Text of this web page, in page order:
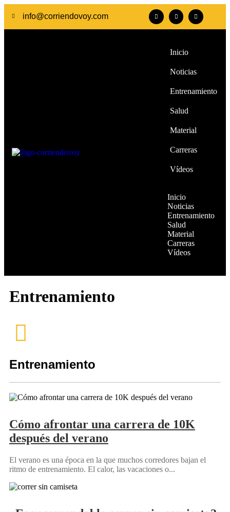
info@corriendovoy.com
Inicio
Noticias
Entrenamiento
Salud
Material
Carreras
Vídeos
Inicio
Noticias
Entrenamiento
Salud
Material
Carreras
Vídeos
Entrenamiento
Entrenamiento
Cómo afrontar una carrera de 10K
después del verano
El verano es una época en la que muchos corredores bajan el
ritmo de entrenamiento. El calor, las vacaciones o...